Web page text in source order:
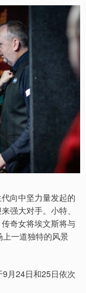
向中坚力量发起的
强大对手。小特、
奇女将埃文斯将与
一道独特的风景
月24日和25日依次